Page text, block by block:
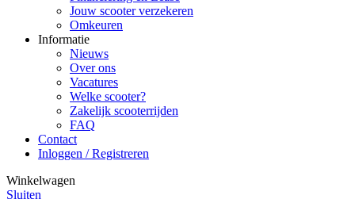
Jouw scooter verzekeren
Omkeuren
Informatie
Nieuws
Over ons
Vacatures
Welke scooter?
Zakelijk scooterrijden
FAQ
Contact
Inloggen / Registreren
Winkelwagen
Sluiten